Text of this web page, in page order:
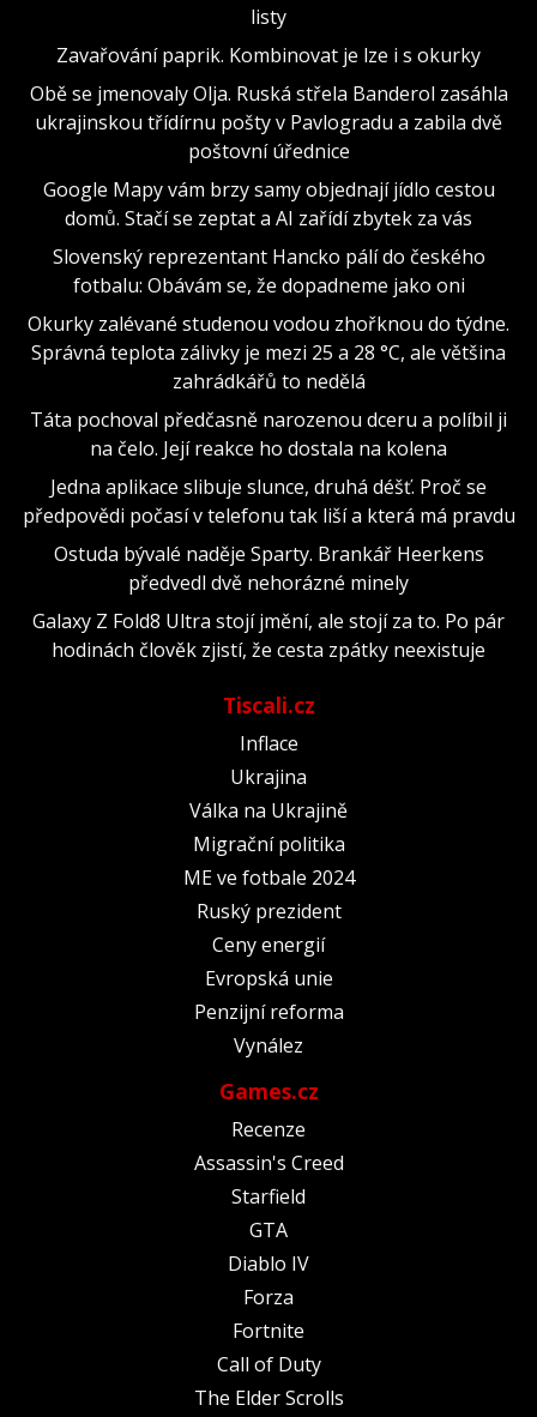
listy
Zavařování paprik. Kombinovat je lze i s okurky
Obě se jmenovaly Olja. Ruská střela Banderol zasáhla
ukrajinskou třídírnu pošty v Pavlogradu a zabila dvě
poštovní úřednice
Google Mapy vám brzy samy objednají jídlo cestou
domů. Stačí se zeptat a AI zařídí zbytek za vás
Slovenský reprezentant Hancko pálí do českého
fotbalu: Obávám se, že dopadneme jako oni
Okurky zalévané studenou vodou zhořknou do týdne.
Správná teplota zálivky je mezi 25 a 28 °C, ale většina
zahrádkářů to nedělá
Táta pochoval předčasně narozenou dceru a políbil ji
na čelo. Její reakce ho dostala na kolena
Jedna aplikace slibuje slunce, druhá déšť. Proč se
předpovědi počasí v telefonu tak liší a která má pravdu
Ostuda bývalé naděje Sparty. Brankář Heerkens
předvedl dvě nehorázné minely
Galaxy Z Fold8 Ultra stojí jmění, ale stojí za to. Po pár
hodinách člověk zjistí, že cesta zpátky neexistuje
Tiscali.cz
Inflace
Ukrajina
Válka na Ukrajině
Migrační politika
ME ve fotbale 2024
Ruský prezident
Ceny energií
Evropská unie
Penzijní reforma
Vynález
Games.cz
Recenze
Assassin's Creed
Starfield
GTA
Diablo IV
Forza
Fortnite
Call of Duty
The Elder Scrolls